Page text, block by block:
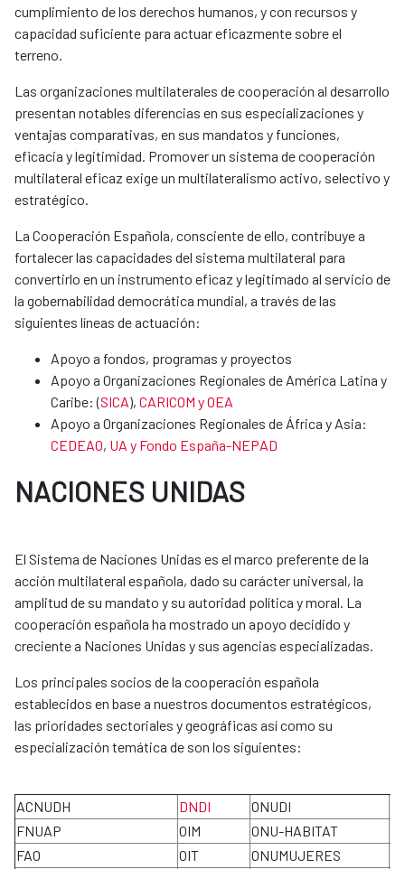
cumplimiento de los derechos humanos, y con recursos y
capacidad suficiente para actuar eficazmente sobre el
terreno.
Las organizaciones multilaterales de cooperación al desarrollo
presentan notables diferencias en sus especializaciones y
ventajas comparativas, en sus mandatos y funciones,
eficacia y legitimidad. Promover un sistema de cooperación
multilateral eficaz exige un multilateralismo activo, selectivo y
estratégico.
La Cooperación Española, consciente de ello, contribuye a
fortalecer las capacidades del sistema multilateral para
convertirlo en un instrumento eficaz y legitimado al servicio de
la gobernabilidad democrática mundial, a través de las
siguientes líneas de actuación:
Apoyo a fondos, programas y proyectos
Apoyo a Organizaciones Regionales de América Latina y
Caribe: (SICA), CARICOM y OEA
Apoyo a Organizaciones Regionales de África y Asia:
CEDEAO, UA y Fondo España-NEPAD
NACIONES UNIDAS
El Sistema de Naciones Unidas es el marco preferente de la
acción multilateral española, dado su carácter universal, la
amplitud de su mandato y su autoridad política y moral. La
cooperación española ha mostrado un apoyo decidido y
creciente a Naciones Unidas y sus agencias especializadas.
Los principales socios de la cooperación española
establecidos en base a nuestros documentos estratégicos,
las prioridades sectoriales y geográficas así como su
especialización temática de son los siguientes:
ACNUDH DNDI ONUDI
FNUAP
OIM ONU-HABITAT
FAO
OIT ONUMUJERES